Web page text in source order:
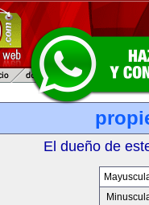
El dueño de